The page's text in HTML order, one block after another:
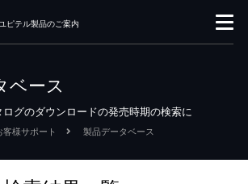
ピテル製品のご案内
ベース
グのダウンロードの発売時期の検索に
客様サポート 製品データベース